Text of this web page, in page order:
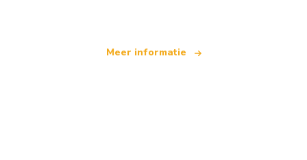
Meer informatie